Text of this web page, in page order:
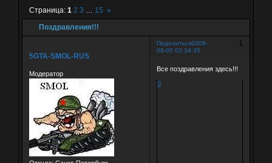
Поздравления!!!
Страница: 1 2 3 … 15 »
Поделиться 1
2009-
09-05 02:34:35
5GTA-SMOL-RUS
Модератор
Все поздравления здесь!!!
0